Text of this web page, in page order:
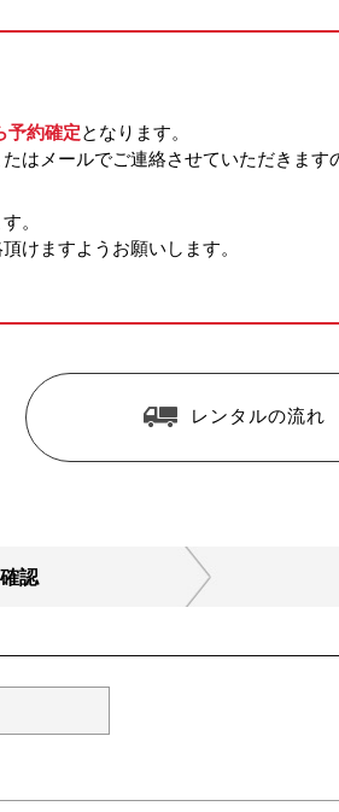
予約確定となります。
はメールでご連絡させていただきます
。
けますようお願いします。
レンタルの流れ
認